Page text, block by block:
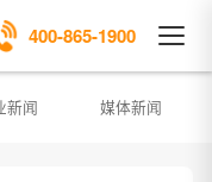
400-865-1900
新闻 媒体新闻